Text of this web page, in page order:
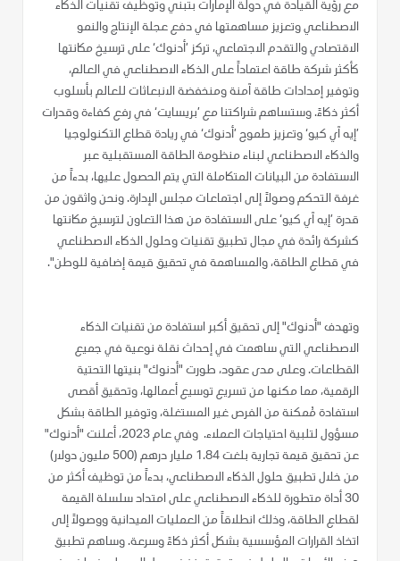
مع رؤية القيادة في دولة الإمارات بتبني وتوظيف تقنيات الذكاء
الاصطناعي وتعزيز مساهمتها في دفع عجلة الإنتاج والنمو
الاقتصادي والتقدم الاجتماعي، تركز ’أدنوك‘ على ترسيخ مكانتها
كأكثر شركة طاقة اعتماداً على الذكاء الاصطناعي في العالم،
وتوفير إمدادات طاقة آمنة ومنخفضة الانبعاثات للعالم بأسلوب
أكثر ذكاءً. وستساهم شراكتنا مع ’بريسايت‘ في رفع كفاءة وقدرات
’إيه آي كيو‘ وتعزيز طموح ’أدنوك‘ في ريادة قطاع التكنولوجيا
والذكاء الاصطناعي لبناء منظومة الطاقة المستقبلية عبر
الاستفادة من البيانات المتكاملة التي يتم الحصول عليها، بدءاً من
غرفة التحكم وصولاً إلى اجتماعات مجلس الإدارة. ونحن واثقون من
قدرة ’إيه آي كيو‘ على الاستفادة من هذا التعاون لترسيخ مكانتها
كشركة رائدة في مجال تطبيق تقنيات وحلول الذكاء الاصطناعي
في قطاع الطاقة، والمساهمة في تحقيق قيمة إضافية للوطن".
وتهدف "أدنوك" إلى تحقيق أكبر استفادة من تقنيات الذكاء
الاصطناعي التي ساهمت في إحداث نقلة نوعية في جميع
القطاعات. وعلى مدى عقود، طورت "أدنوك" بنيتها التحتية
الرقمية، مما مكنها من تسريع توسيع أعمالها، وتحقيق أقصى
استفادة مُمكنة من الفرص غير المستغلة، وتوفير الطاقة بشكل
مسؤول لتلبية احتياجات العملاء. وفي عام 2023، أعلنت "أدنوك"
عن تحقيق قيمة تجارية بلغت 1.84 مليار درهم (500 مليون دولار)
من خلال تطبيق حلول الذكاء الاصطناعي، بدءاً من توظيف أكثر من
30 أداة متطورة للذكاء الاصطناعي على امتداد سلسلة القيمة
لقطاع الطاقة، وذلك انطلاقاً من العمليات الميدانية ووصولاً إلى
اتخاذ القرارات المؤسسية بشكل أكثر ذكاءً وسرعة. وساهم تطبيق